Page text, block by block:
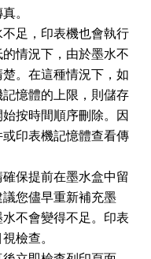
。
足，印表機也會執行
情況下，由於墨水不
。在這種情況下，如
憶體的上限，則儲存
按時間順序刪除。因
印表機記憶體查看傳
保提前在墨水盒中留
您儘早重新補充墨
不會變得不足。印表
檢查。